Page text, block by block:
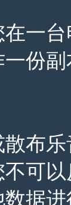
一
份
布
可
据